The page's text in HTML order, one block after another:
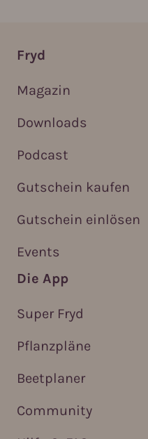
Fryd
Magazin
Downloads
Podcast
Gutschein kaufen
Gutschein einlösen
Events
Die App
Super Fryd
Pflanzpläne
Beetplaner
Community